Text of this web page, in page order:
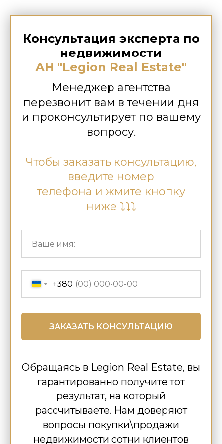
Консультация эксперта по
недвижимости
АН "Legion Real Estate"
Менеджер агентства
перезвонит вам в течении дня
и проконсультирует по вашему
вопросу.
Чтобы заказать консультацию,
введите номер
телефона и жмите кнопку
ниже ⤵⤵⤵
+380
ЗАКАЗАТЬ КОНСУЛЬТАЦИЮ
Обращаясь в Legion Real Estate, вы
гарантированно получите тот
результат, на который
рассчитываете. Нам доверяют
вопросы покупки\продажи
недвижимости сотни клиентов